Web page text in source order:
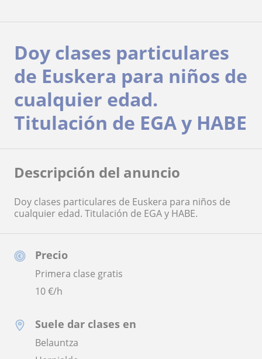
Precio
Primera clase gratis
10€/h
Suele dar clases en
Belauntza
Doy clases particulares
de Euskera para niños de
cualquier edad.
Titulación de EGA y HABE
Descripción del anuncio
Doy clases particulares de Euskera para niños de
cualquier edad. Titulación de EGA y HABE.